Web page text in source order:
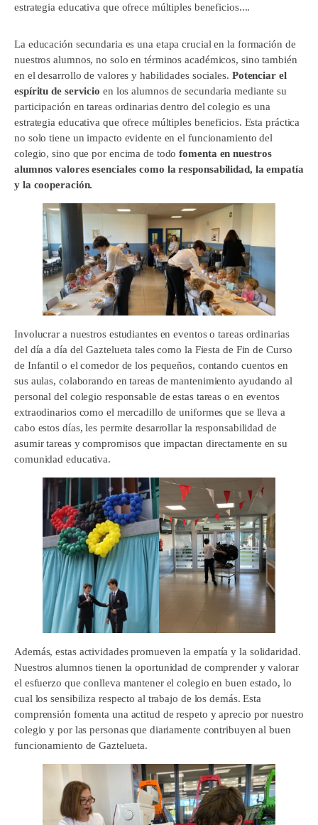
estrategia educativa que ofrece múltiples beneficios....
La educación secundaria es una etapa crucial en la formación de
nuestros alumnos, no solo en términos académicos, sino también
en el desarrollo de valores y habilidades sociales. Potenciar el
espíritu de servicio en los alumnos de secundaria mediante su
participación en tareas ordinarias dentro del colegio es una
estrategia educativa que ofrece múltiples beneficios. Esta práctica
no solo tiene un impacto evidente en el funcionamiento del
colegio, sino que por encima de todofomenta en nuestros
alumnos valores esenciales como la responsabilidad, la empatía
y la cooperación.
Involucrar a nuestros estudiantes en eventos o tareas ordinarias
del día a día del Gaztelueta tales como la Fiesta de Fin de Curso
de Infantil o el comedor de los pequeños, contando cuentos en
sus aulas, colaborando en tareas de mantenimiento ayudando al
personal del colegio responsable de estas tareas o en eventos
extraodinarios como el mercadillo de uniformes que se lleva a
cabo estos días, les permite desarrollar la responsabilidad de
asumir tareas y compromisos que impactan directamente en su
comunidad educativa.
Además, estas actividades promueven la empatía y la solidaridad.
Nuestros alumnos tienen la oportunidad de comprender y valorar
el esfuerzo que conlleva mantener el colegio en buen estado, lo
cual los sensibiliza respecto al trabajo de los demás. Esta
comprensión fomenta una actitud de respeto y aprecio por nuestro
colegio y por las personas que diariamente contribuyen al buen
funcionamiento de Gaztelueta.